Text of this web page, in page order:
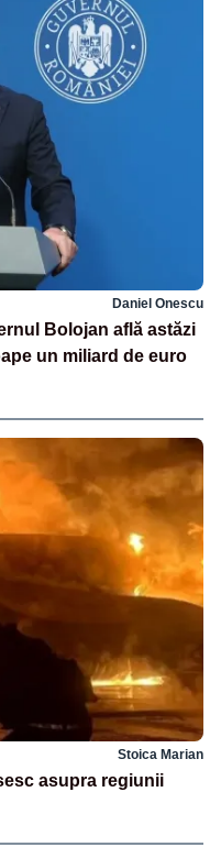
Daniel Onescu
Bolojan află astăzi
un miliard de euro
Stoica Marian
asupra regiunii